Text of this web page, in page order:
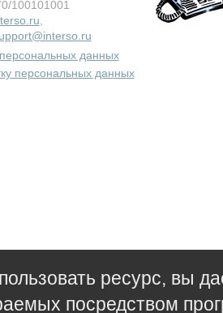
100101001
данных
персональных данных
ресурс, вы
посредством